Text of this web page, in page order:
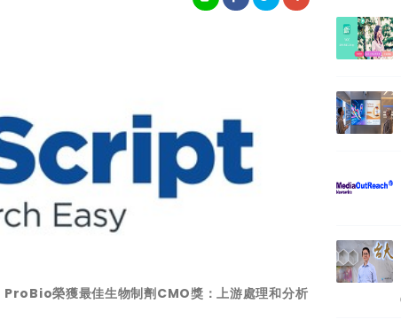
榮獲最佳生物制劑CMO獎：上游處理和分析